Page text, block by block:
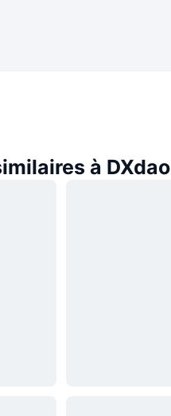
à DXdao